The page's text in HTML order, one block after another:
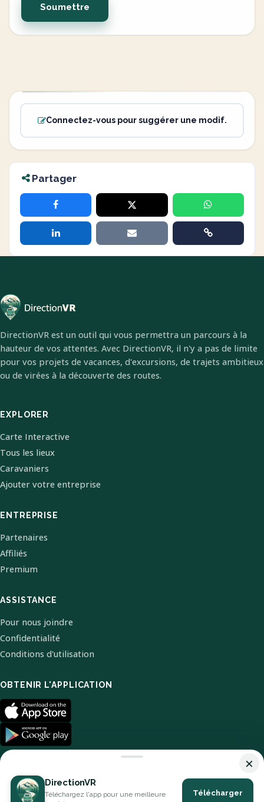
Soumettre
Connectez-vous pour suggérer une modif.
Partager
DirectionVR est un outil qui vous permettra un parcours à la
hauteur de vos attentes. Avec DirectionVR, il n'y a pas de limite
pour vos projets de vacances, d'excursions, de trajets ambitieux
ou de virées à la découverte des routes.
EXPLORER
Carte Interactive
Tous les lieux
Caravaniers
Ajouter votre entreprise
ENTREPRISE
Partenaires
Affiliés
Premium
ASSISTANCE
Pour nous joindre
Confidentialité
Conditions d'utilisation
OBTENIR L'APPLICATION
© 2026 DirectionVR. Tous droits réservés.
×
DirectionVR
Téléchargez l'app pour une meilleure
Télécharger